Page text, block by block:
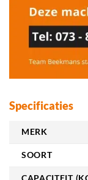
Specificaties
MERK
SOORT
CAPACITEIT